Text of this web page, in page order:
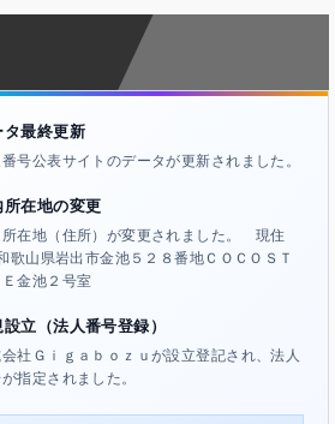
タ最終更新
号公表サイトのデータが更新されました。
所在地の変更
所在地（住所）が変更されました。 現住
歌山県岩出市金池５２８番地ＣＯＣＯＳＴ
Ｅ金池２号室
立（法人番号登録）
社Ｇｉｇａｂｏｚｕが設立登記され、法人
指定されました。